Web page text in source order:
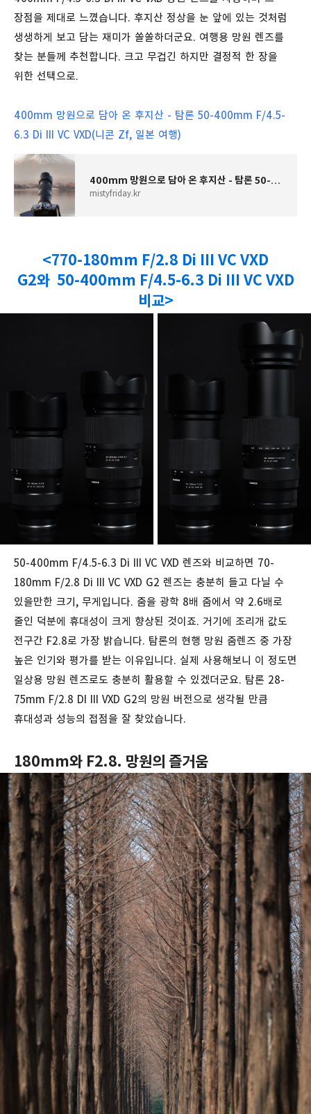
장점을 제대로 느꼈습니다. 후지산 정상을 눈 앞에 있는 것처럼
생생하게 보고 담는 재미가 쏠쏠하더군요. 여행용 망원 렌즈를
찾는 분들께 추천합니다. 크고 무겁긴 하지만 결정적 한 장을
위한 선택으로.
400mm 망원으로 담아 온 후지산 - 탐론 50-400mm F/4.5-
6.3 Di III VC VXD(니콘 Zf, 일본 여행)
400mm 망원으로 담아 온 후지산 - 탐론 50-400mm F/4.5-6.3 Di III VC VXD(니콘 Zf, 일본 여행)
mistyfriday.kr
<770-180mm F/2.8 Di III VC VXD
G2와 50-400mm F/4.5-6.3 Di III VC VXD
비교>
50-400mm F/4.5-6.3 Di III VC VXD 렌즈와 비교하면 70-
180mm F/2.8 Di III VC VXD G2 렌즈는 충분히 들고 다닐 수
있을만한 크기, 무게입니다. 줌을 광학 8배 줌에서 약 2.6배로
줄인 덕분에 휴대성이 크게 향상된 것이죠. 거기에 조리개 값도
전구간 F2.8로 가장 밝습니다. 탐론의 현행 망원 줌렌즈 중 가장
높은 인기와 평가를 받는 이유입니다. 실제 사용해보니 이 정도면
일상용 망원 렌즈로도 충분히 활용할 수 있겠더군요. 탐론 28-
75mm F/2.8 DI III VXD G2의 망원 버전으로 생각될 만큼
휴대성과 성능의 접점을 잘 찾았습니다.
180mm와 F2.8. 망원의 즐거움